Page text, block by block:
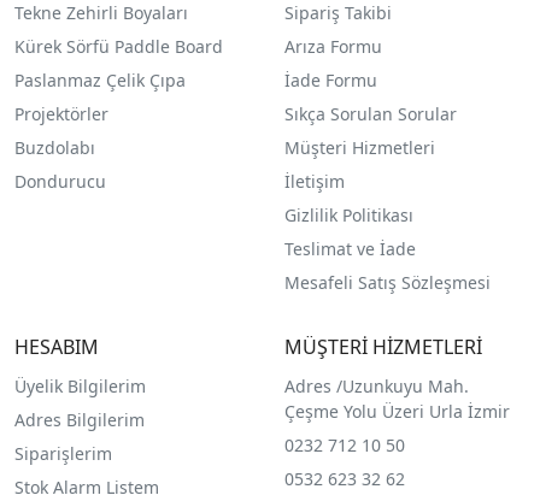
Tekne Zehirli Boyaları
Kürek Sörfü Paddle Board
Paslanmaz Çelik Çıpa
Projektörler
Buzdolabı
Dondurucu
Sipariş Takibi
Arıza Formu
İade Formu
Sıkça Sorulan Sorular
Müşteri Hizmetleri
İletişim
Gizlilik Politikası
Teslimat ve İade
Mesafeli Satış Sözleşmesi
HESABIM
Üyelik Bilgilerim
Adres Bilgilerim
Siparişlerim
Stok Alarm Listem
MÜŞTERİ HİZMETLERİ
Adres /Uzunkuyu Mah.
Çeşme Yolu Üzeri Urla İzmir
0232 712 10 50
0532 623 32 62